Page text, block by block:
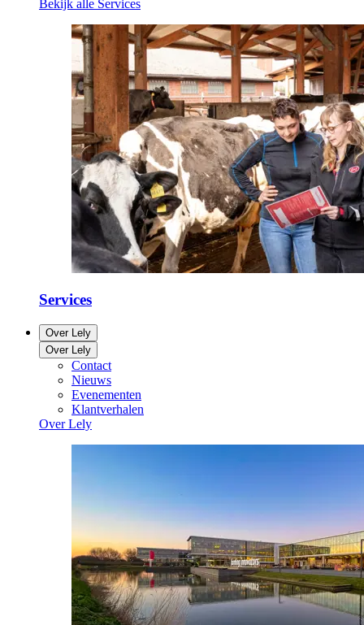
Bekijk alle Services
Services
Over Lely
Over Lely
Contact
Nieuws
Evenementen
Klantverhalen
Over Lely